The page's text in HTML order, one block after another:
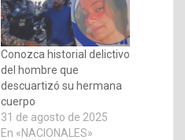
Conozca historial delictivo
del hombre que
descuartizó su hermana
cuerpo
31 de agosto de 2025
En «NACIONALES»